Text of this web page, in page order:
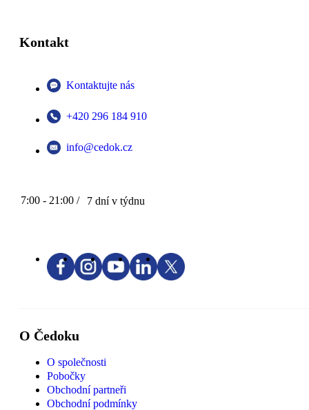
Kontakt
Kontaktujte nás
+420 296 184 910
info@cedok.cz
7:00 - 21:00 / 7 dní v týdnu
O Čedoku
O společnosti
Pobočky
Obchodní partneři
Obchodní podmínky